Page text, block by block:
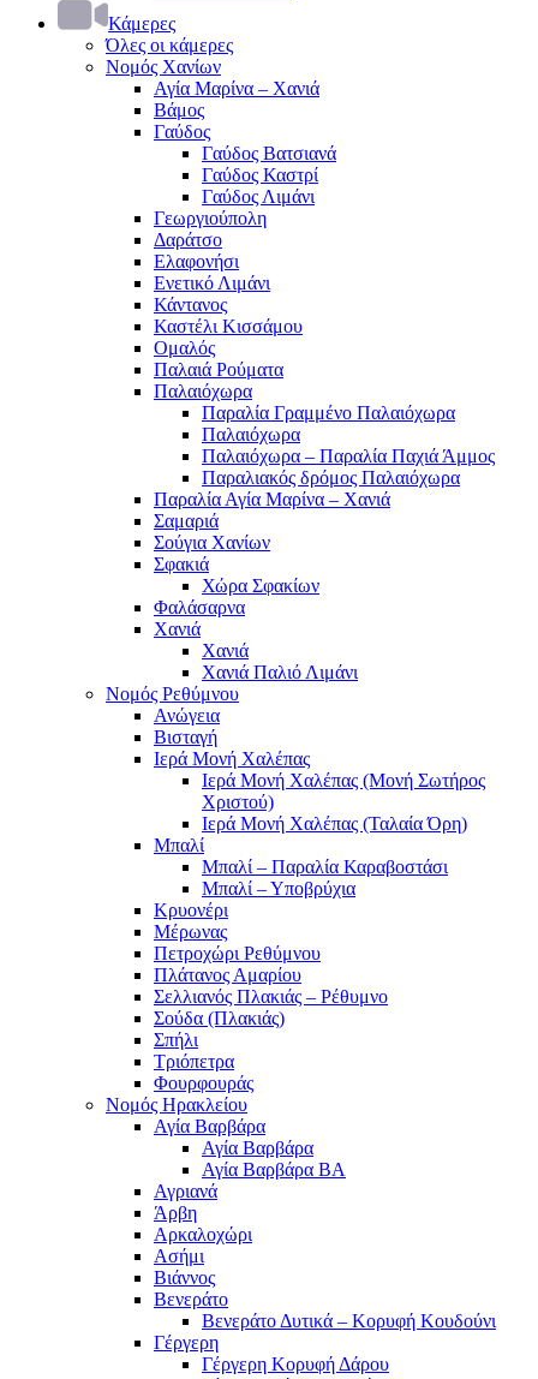
Κάμερες
Όλες οι κάμερες
Νομός Χανίων
Αγία Μαρίνα – Χανιά
Βάμος
Γαύδος
Γαύδος Βατσιανά
Γαύδος Καστρί
Γαύδος Λιμάνι
Γεωργιούπολη
Δαράτσο
Ελαφονήσι
Ενετικό Λιμάνι
Κάντανος
Καστέλι Κισσάμου
Ομαλός
Παλαιά Ρούματα
Παλαιόχωρα
Παραλία Γραμμένο Παλαιόχωρα
Παλαιόχωρα
Παλαιόχωρα – Παραλία Παχιά Άμμος
Παραλιακός δρόμος Παλαιόχωρα
Παραλία Αγία Μαρίνα – Χανιά
Σαμαριά
Σούγια Χανίων
Σφακιά
Χώρα Σφακίων
Φαλάσαρνα
Χανιά
Χανιά
Χανιά Παλιό Λιμάνι
Νομός Ρεθύμνου
Ανώγεια
Βισταγή
Ιερά Μονή Χαλέπας
Ιερά Μονή Χαλέπας (Μονή Σωτήρος
Χριστού)
Ιερά Μονή Χαλέπας (Ταλαία Όρη)
Μπαλί
Μπαλί – Παραλία Καραβοστάσι
Μπαλί – Υποβρύχια
Κρυονέρι
Μέρωνας
Πετροχώρι Ρεθύμνου
Πλάτανος Αμαρίου
Σελλιανός Πλακιάς – Ρέθυμνο
Σούδα (Πλακιάς)
Σπήλι
Τριόπετρα
Φουρφουράς
Νομός Ηρακλείου
Αγία Βαρβάρα
Αγία Βαρβάρα
Αγία Βαρβάρα ΒΑ
Αγριανά
Άρβη
Αρκαλοχώρι
Ασήμι
Βιάννος
Βενεράτο
Βενεράτο Δυτικά – Κορυφή Κουδούνι
Γέργερη
Γέργερη Κορυφή Δάρου